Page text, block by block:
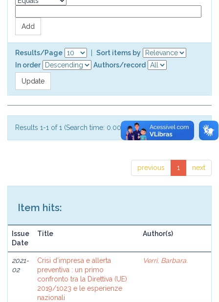
Results/Page
Sort items by
In order
Authors/record
Results 1-1 of 1 (Search time: 0.002 seconds).
previous 1 next
Item hits:
Issue
Date
Title Author(s)
2021-
02
Crisi d’impresa e allerta
preventiva : un primo
confronto tra la Direttiva (UE)
2019/1023 e le esperienze
nazionali
Verri, Barbara.